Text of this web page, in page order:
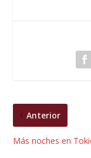
Anterior
Más noches en